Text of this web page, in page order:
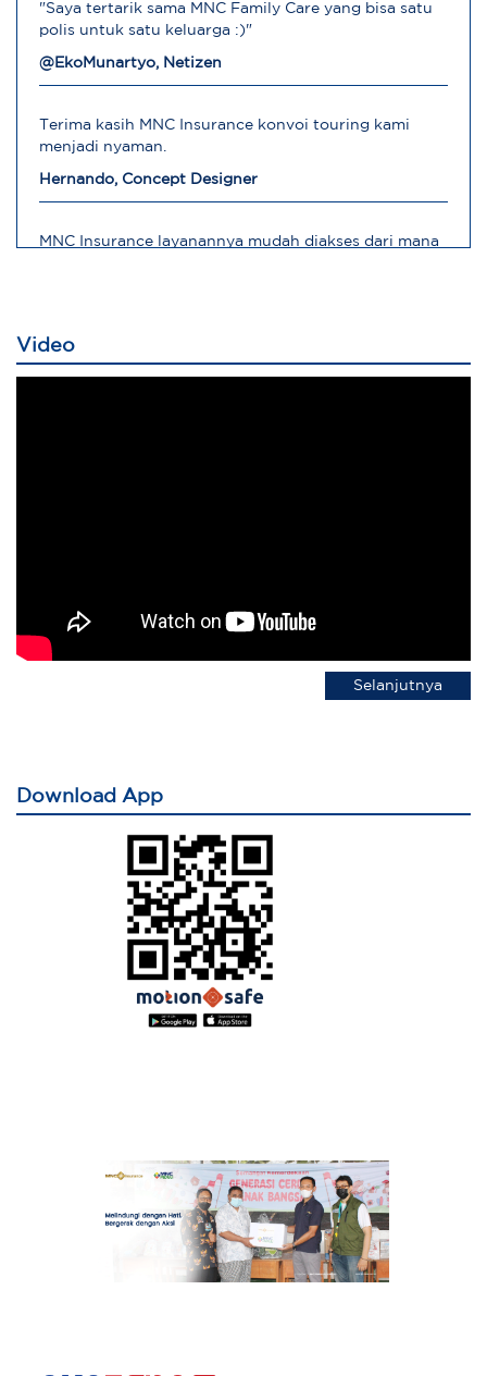
"Saya tertarik sama MNC Family Care yang bisa satu
polis untuk satu keluarga :)"
@EkoMunartyo, Netizen
Terima kasih MNC Insurance konvoi touring kami
menjadi nyaman.
Hernando, Concept Designer
MNC Insurance layanannya mudah diakses dari mana
Video
Selanjutnya
Download App